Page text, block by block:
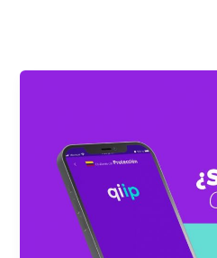
seguros
favor?